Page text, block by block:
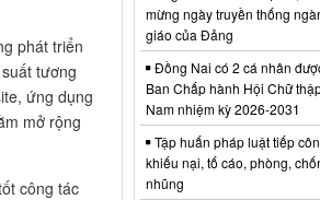
phát triển
tương
ứng dụng
mở rộng
công tác
mừng ngày truyền thống
giáo của Đảng
Đồng Nai có 2 cá nhân
Ban Chấp hành Hội Chữ
Nam nhiệm kỳ 2026-2031
Tập huấn pháp luật tiếp
khiếu nại, tố cáo, phòng,
nhũng